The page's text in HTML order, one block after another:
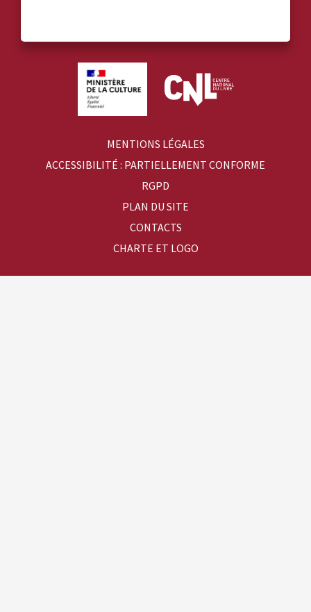
MENTIONS LÉGALES
ACCESSIBILITÉ : PARTIELLEMENT CONFORME
RGPD
PLAN DU SITE
CONTACTS
CHARTE ET LOGO